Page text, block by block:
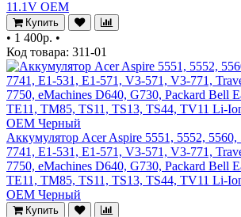
11.1V OEM
Купить
• 1 400р. •
Код товара: 311-01
Аккумулятор Acer Aspire 5551, 5552, 5560,
7741, E1-531, E1-571, V3-571, V3-771,
7750, eMachines D640, G730, Packard Bell
TE11, TM85, TS11, TS13, TS44, TV11 Li-
OEM Черный
Купить